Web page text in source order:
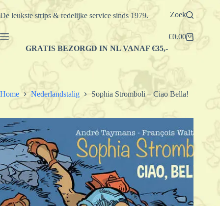
Ga
naar
De leukste strips & redelijke service sinds 1979. Zoek
Winkelwagen
€0.00
GRATIS BEZORGD IN NL VANAF €35,-
Home Nederlandstalig Sophia Stromboli – Ciao Bella!